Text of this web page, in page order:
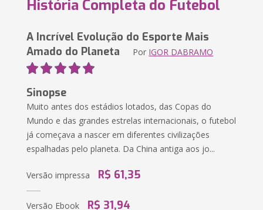
História Completa do Futebol
A Incrível Evolução do Esporte Mais
Amado do Planeta Por IGOR DABRAMO
Sinopse
Muito antes dos estádios lotados, das Copas do
Mundo e das grandes estrelas internacionais, o futebol
já começava a nascer em diferentes civilizações
espalhadas pelo planeta. Da China antiga aos jo...
Versão impressa R$ 61,35
Versão Ebook R$ 31,94